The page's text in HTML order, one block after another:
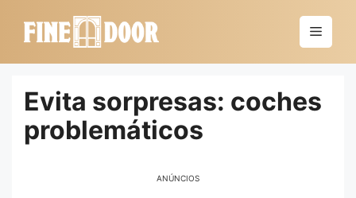
Menú
Evita sorpresas: coches
problemáticos
ANÚNCIOS